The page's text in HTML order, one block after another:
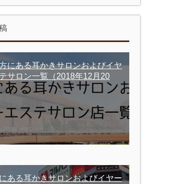
にある耳かきサロンおよびイヤ
サロン一覧 （2018年12月20
ある耳かきサロンおよびイヤー